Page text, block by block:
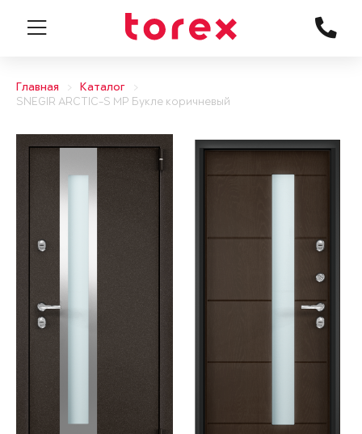
Главная
Каталог
SNEGIR ARCTIC-S MP Букле коричневый